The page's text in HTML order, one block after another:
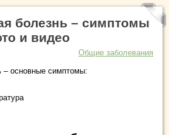
болезнь – симптомы
и видео
Общие заболевания
– основные симптомы: